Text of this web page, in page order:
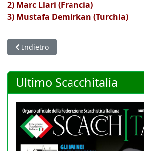
2) Marc Llari (Francia)
3) Mustafa Demirkan (Turchia)
Articolo precedente: Delibere
Indietro
Ultimo Scacchitalia